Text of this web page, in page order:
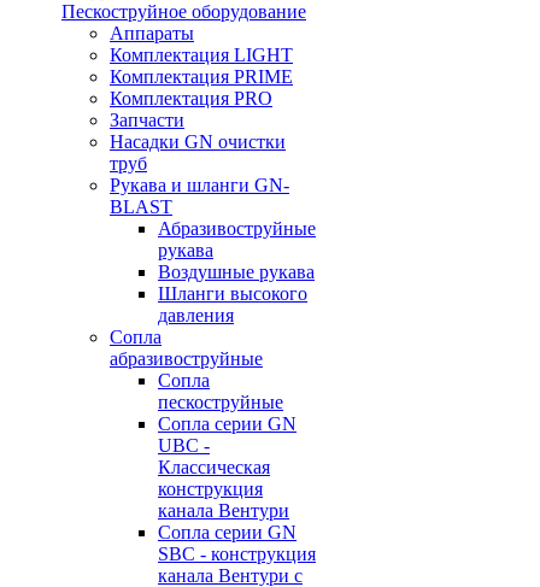
Пескоструйное оборудование
Аппараты
Комплектация LIGHT
Комплектация PRIME
Комплектация PRO
Запчасти
Насадки GN очистки
труб
Рукава и шланги GN-
BLAST
Абразивоструйные
рукава
Воздушные рукава
Шланги высокого
давления
Сопла
абразивоструйные
Сопла
пескоструйные
Сопла серии GN
UBC -
Классическая
конструкция
канала Вентури
Сопла серии GN
SBC - конструкция
канала Вентури c